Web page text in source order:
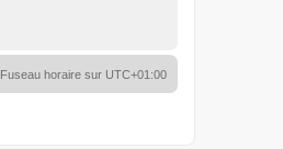
Fuseau horaire sur UTC+01:00